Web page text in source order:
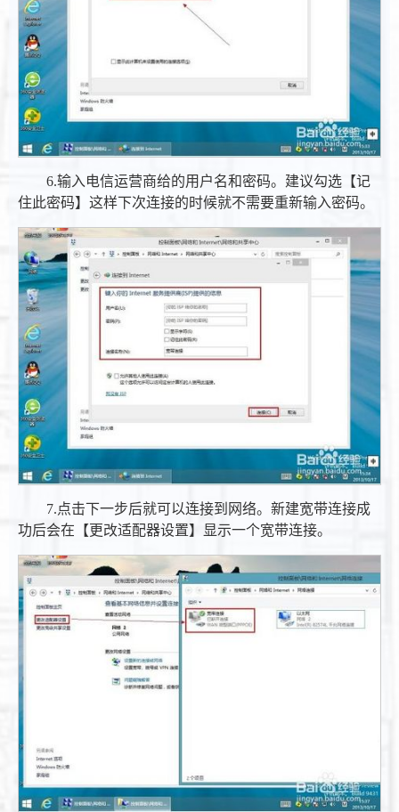
6.输入电信运营商给的用户名和密码。建议勾选【记
住此密码】这样下次连接的时候就不需要重新输入密码。
7.点击下一步后就可以连接到网络。新建宽带连接成
功后会在【更改适配器设置】显示一个宽带连接。